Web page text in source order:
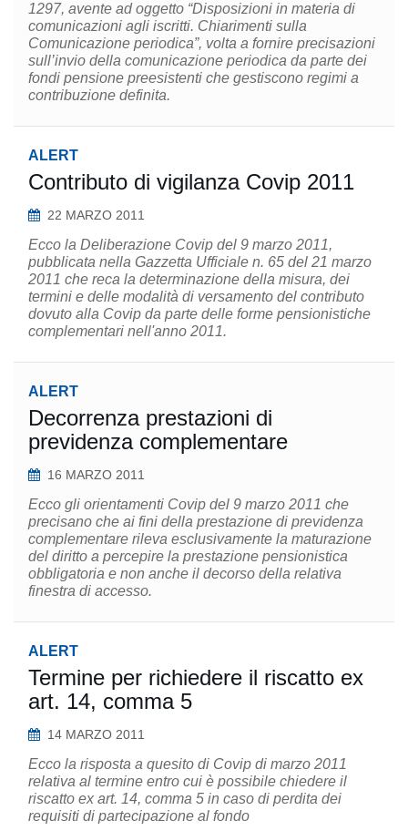
1297, avente ad oggetto “Disposizioni in materia di
comunicazioni agli iscritti. Chiarimenti sulla
Comunicazione periodica”, volta a fornire precisazioni
sull’invio della comunicazione periodica da parte dei
fondi pensione preesistenti che gestiscono regimi a
contribuzione definita.
ALERT
Contributo di vigilanza Covip 2011
22 MARZO 2011
Ecco la Deliberazione Covip del 9 marzo 2011,
pubblicata nella Gazzetta Ufficiale n. 65 del 21 marzo
2011 che reca la determinazione della misura, dei
termini e delle modalità di versamento del contributo
dovuto alla Covip da parte delle forme pensionistiche
complementari nell'anno 2011.
ALERT
Decorrenza prestazioni di
previdenza complementare
16 MARZO 2011
Ecco gli orientamenti Covip del 9 marzo 2011 che
precisano che ai fini della prestazione di previdenza
complementare rileva esclusivamente la maturazione
del diritto a percepire la prestazione pensionistica
obbligatoria e non anche il decorso della relativa
finestra di accesso.
ALERT
Termine per richiedere il riscatto ex
art. 14, comma 5
14 MARZO 2011
Ecco la risposta a quesito di Covip di marzo 2011
relativa al termine entro cui è possibile chiedere il
riscatto ex art. 14, comma 5 in caso di perdita dei
requisiti di partecipazione al fondo